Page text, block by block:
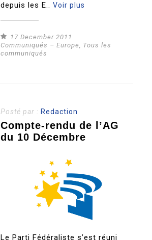
depuis les E..Voir plus
17 December 2011
Communiqués – Europe, Tous les
communiqués
Posté par : Redaction
Compte-rendu de l’AG
du 10 Décembre
Le Parti Fédéraliste s’est réuni